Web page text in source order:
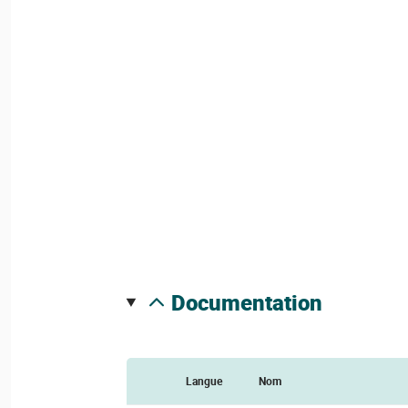
documentation
Langue Nom